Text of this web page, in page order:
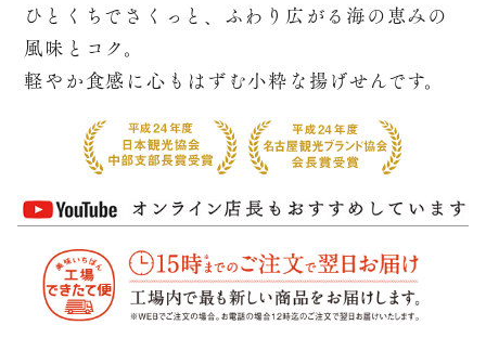
ひとくちでさくっと、ふわり広がる海の恵みの
風味とコク。
軽やか食感に心もはずむ小粋な揚げせんです。